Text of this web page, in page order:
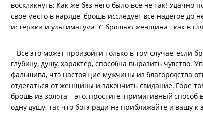
воскликнуть: Как же без него было все не так!
свое место в наряде, брошь исследует все надетое до
истерики и ультиматума. С брошью женщина - как в
Всё это может произойти только в том случае, если
глубину, душу, характер, способна выразить чувство.
фальшива, что настоящие мужчины из благородства
отделаться от женщины и закончить свидание. Горе
брошь из золота – это, простите, примитивный
одну душу, так что бога ради не приближайте и вашу к